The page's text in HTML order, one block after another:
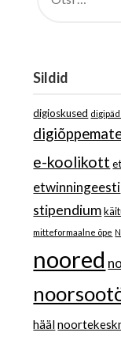
Sildid
digioskused
e-koolikott
etwinningeesti
stipendium
mitteformaalne õpe
noored
hääl